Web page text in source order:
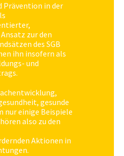
Prävention in der
zur den
des SGB
ihn insofern als
und
gesunde
nur einige Beispiele
also zu den
Aktionen in